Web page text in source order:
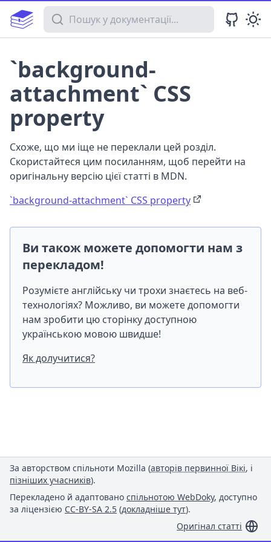
Пошук у документації
`background-
attachment` CSS
property
Схоже, що ми іще не переклали цей розділ.
Скористайтеся цим посиланням, щоб перейти на
оригінальну версію цієї статті в MDN.
`background-attachment` CSS property
Ви також можете допомогти нам з
перекладом!
Розумієте англійську чи трохи знаєтесь на веб-
технологіях? Можливо, ви можете допомогти
нам зробити цю сторінку доступною
українською мовою швидше!
Як долучитися?
За авторством спільноти Mozilla (авторів первинної Вікі, і
пізніших учасників).
Перекладено й адаптовано спільнотою WebDoky, доступно
за ліцензією CC-BY-SA 2.5 (докладніше тут).
Оригінал статті